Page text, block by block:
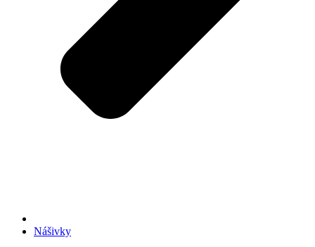
Nášivky